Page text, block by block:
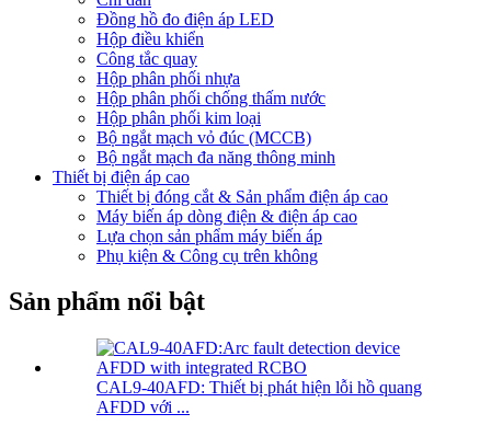
Đồng hồ đo điện áp LED
Hộp điều khiển
Công tắc quay
Hộp phân phối nhựa
Hộp phân phối chống thấm nước
Hộp phân phối kim loại
Bộ ngắt mạch vỏ đúc (MCCB)
Bộ ngắt mạch đa năng thông minh
Thiết bị điện áp cao
Thiết bị đóng cắt & Sản phẩm điện áp cao
Máy biến áp dòng điện & điện áp cao
Lựa chọn sản phẩm máy biến áp
Phụ kiện & Công cụ trên không
Sản phẩm nổi bật
CAL9-40AFD: Thiết bị phát hiện lỗi hồ quang
AFDD với ...